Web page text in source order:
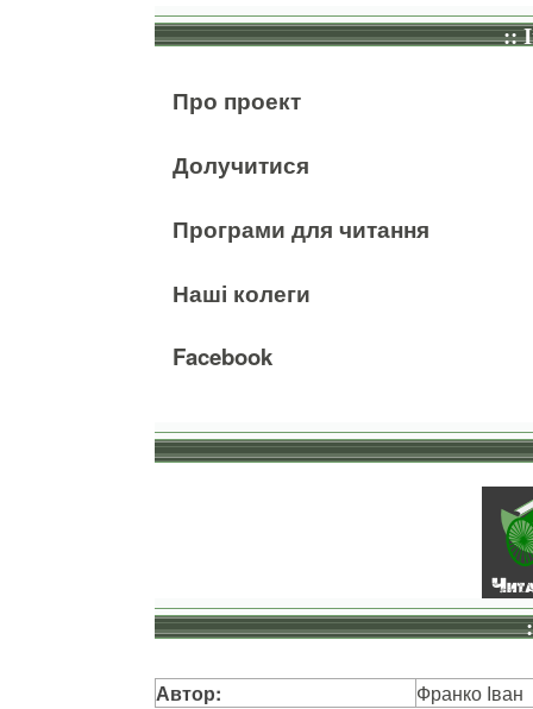
::
Про проект
Долучитися
Програми для читання
Наші колеги
Facebook
Автор: Франко Іван